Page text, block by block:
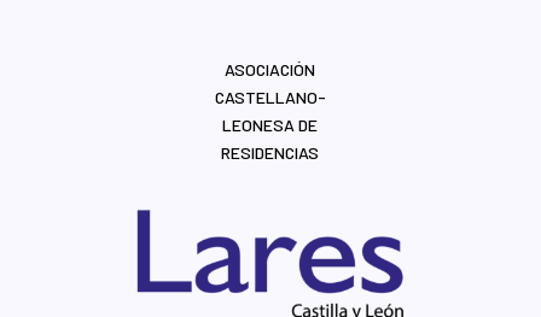
ASOCIACIÓN
CASTELLANO-
LEONESA DE
RESIDENCIAS